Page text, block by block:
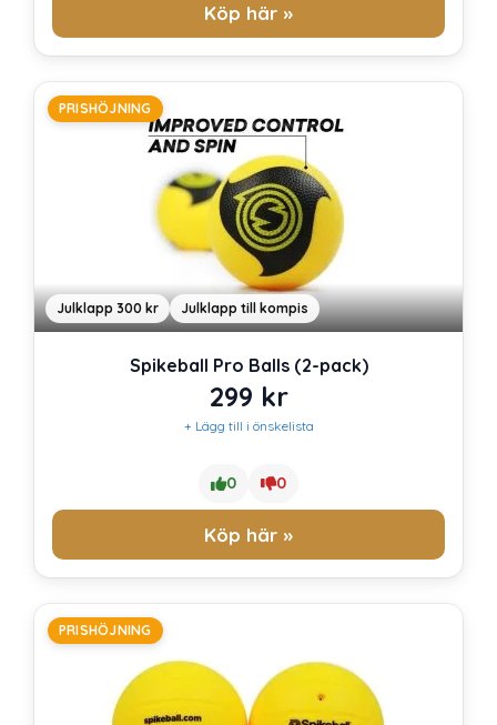
Köp här »
PRISHÖJNING
Julklapp 300 kr Julklapp till kompis
Spikeball Pro Balls (2-pack)
299 kr
+ Lägg till i önskelista
0 0
Köp här »
PRISHÖJNING